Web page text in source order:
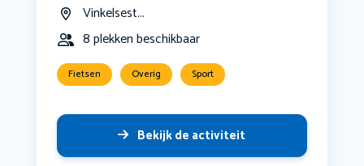
Vinkelsest...
8 plekken beschikbaar
Fietsen Overig Sport
Bekijk de activiteit